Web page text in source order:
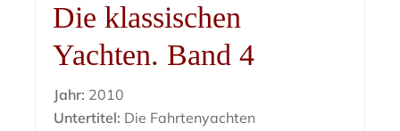
Die klassischen
Yachten. Band 4
Jahr: 2010
Untertitel: Die Fahrtenyachten